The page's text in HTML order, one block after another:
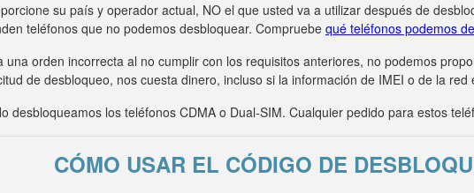
su país y operador actual, NO el que usted va a utilizar después de
teléfonos que no podemos desbloquear. Compruebe qué teléfonos podemos
una orden incorrecta al no cumplir con los requisitos anteriores, no podemos
de desbloqueo, nos cuesta dinero, incluso si la información de IMEI o de la red
desbloqueamos los teléfonos CDMA o Dual-SIM. Cualquier pedido para estos
CÓMO USAR EL CÓDIGO DE